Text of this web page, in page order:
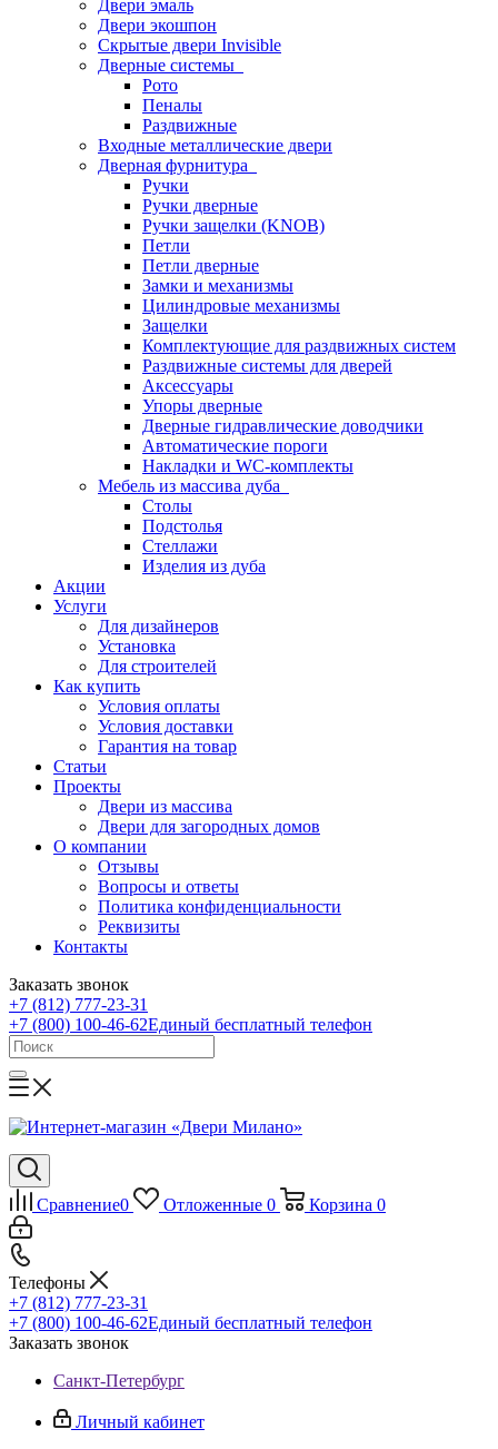
Двери эмаль
Двери экошпон
Скрытые двери Invisible
Дверные системы
Рото
Пеналы
Раздвижные
Входные металлические двери
Дверная фурнитура
Ручки
Ручки дверные
Ручки защелки (KNOB)
Петли
Петли дверные
Замки и механизмы
Цилиндровые механизмы
Защелки
Комплектующие для раздвижных систем
Раздвижные системы для дверей
Аксессуары
Упоры дверные
Дверные гидравлические доводчики
Автоматические пороги
Накладки и WC-комплекты
Мебель из массива дуба
Столы
Подстолья
Стеллажи
Изделия из дуба
Акции
Услуги
Для дизайнеров
Установка
Для строителей
Как купить
Условия оплаты
Условия доставки
Гарантия на товар
Статьи
Проекты
Двери из массива
Двери для загородных домов
О компании
Отзывы
Вопросы и ответы
Политика конфиденциальности
Реквизиты
Контакты
Заказать звонок
+7 (812) 777-23-31
+7 (800) 100-46-62Единый бесплатный телефон
Сравнение0 Отложенные 0 Корзина 0
Телефоны
+7 (812) 777-23-31
+7 (800) 100-46-62Единый бесплатный телефон
Заказать звонок
Санкт-Петербург
Личный кабинет